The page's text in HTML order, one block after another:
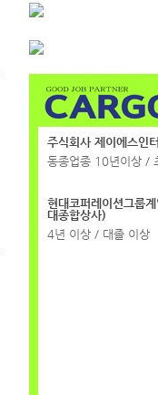
주식회사 제이에스인
동종업종 10년이상 /
현대코퍼레이션그룹
대종합상사)
4년 이상 / 대졸 이상